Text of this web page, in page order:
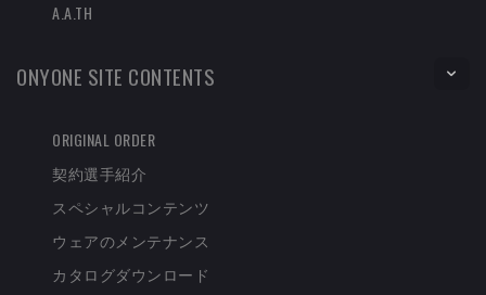
A.A.TH
ONYONE SITE CONTENTS
ORIGINAL ORDER
契約選手紹介
スペシャルコンテンツ
ウェアのメンテナンス
カタログダウンロード